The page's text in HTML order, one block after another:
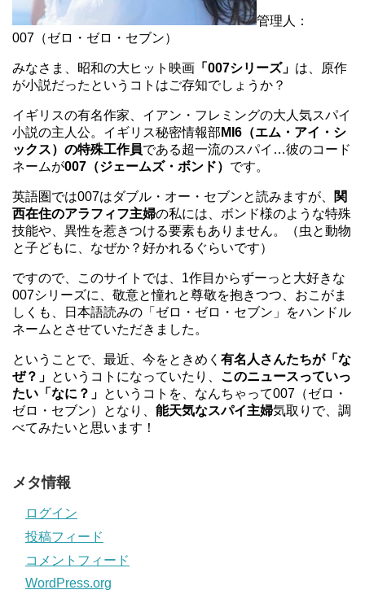
管理人：
007（ゼロ・ゼロ・セブン）
みなさま、昭和の大ヒット映画 「007シリーズ」 は、原作
が小説だったというコトはご存知でしょうか？
イギリスの有名作家、イアン・フレミングの大人気スパイ
小説の主人公。イギリス秘密情報部 MI6（エム・アイ・シ
ックス）の特殊工作員である超一流のスパイ…彼のコード
ネームが007（ジェームズ・ボンド） です。
英語圏では007はダブル・オー・セブンと読みますが、
関
西在住のアラフィフ主婦の私には、ボンド様のような特殊
技能や、異性を惹きつける要素もありません。（虫と動物
と子どもに、なぜか？好かれるぐらいです）
ですので、このサイトでは、1作目からずーっと大好きな
007シリーズに、敬意と憧れと尊敬を抱きつつ、おこがま
しくも、日本語読みの「ゼロ・ゼロ・セブン」をハンドル
ネームとさせていただきました。
ということで、最近、今をときめく 有名人さんたちが「な
ぜ？」 というコトになっていたり、 このニュースっていっ
たい「なに？」 というコトを、なんちゃって007（ゼロ・
ゼロ・セブン）となり、 能天気なスパイ主婦気取りで、調
べてみたいと思います！
メタ情報
ログイン
投稿フィード
コメントフィード
WordPress.org